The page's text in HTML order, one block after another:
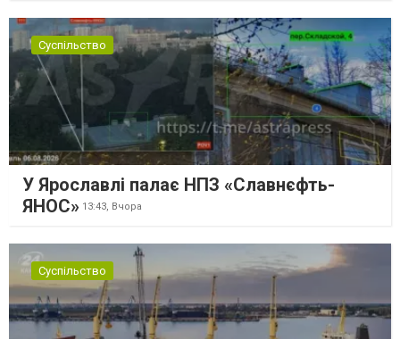
Суспільство
У Ярославлі палає НПЗ «Славнєфть-
ЯНОС» 13:43, Вчора
Суспільство